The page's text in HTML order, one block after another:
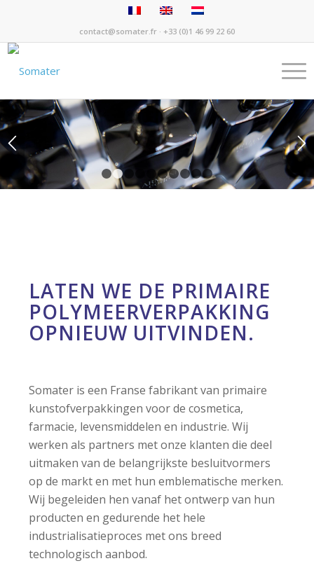
contact@somater.fr · +33 (0)1 46 99 22 60
1 2 3 4 5 6 7 8 9 10
LATEN WE DE PRIMAIRE
POLYMEERVERPAKKING
OPNIEUW UITVINDEN.
Somater is een Franse fabrikant van primaire
kunstofverpakkingen voor de cosmetica,
farmacie, levensmiddelen en industrie. Wij
werken als partners met onze klanten die deel
uitmaken van de belangrijkste besluitvormers
op de markt en met hun emblematische merken.
Wij begeleiden hen vanaf het ontwerp van hun
producten en gedurende het hele
industrialisatieproces met ons breed
technologisch aanbod.